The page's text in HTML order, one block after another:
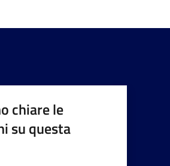
chiare le
su questa